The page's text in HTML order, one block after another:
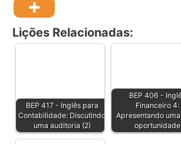
Lições Relacionadas:
BEP 417 - Inglês para
Contabilidade: Discutindo
uma auditoria (2)
BEP 406 -
Financeiro 4:
Apresentando
oportunidade